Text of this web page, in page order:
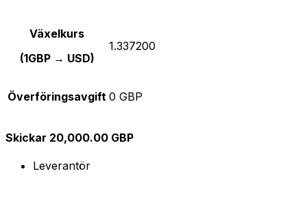
Växelkurs
(1GBP → USD)
1.337200
Överföringsavgift 0 GBP
Skickar 20,000.00 GBP
Leverantör